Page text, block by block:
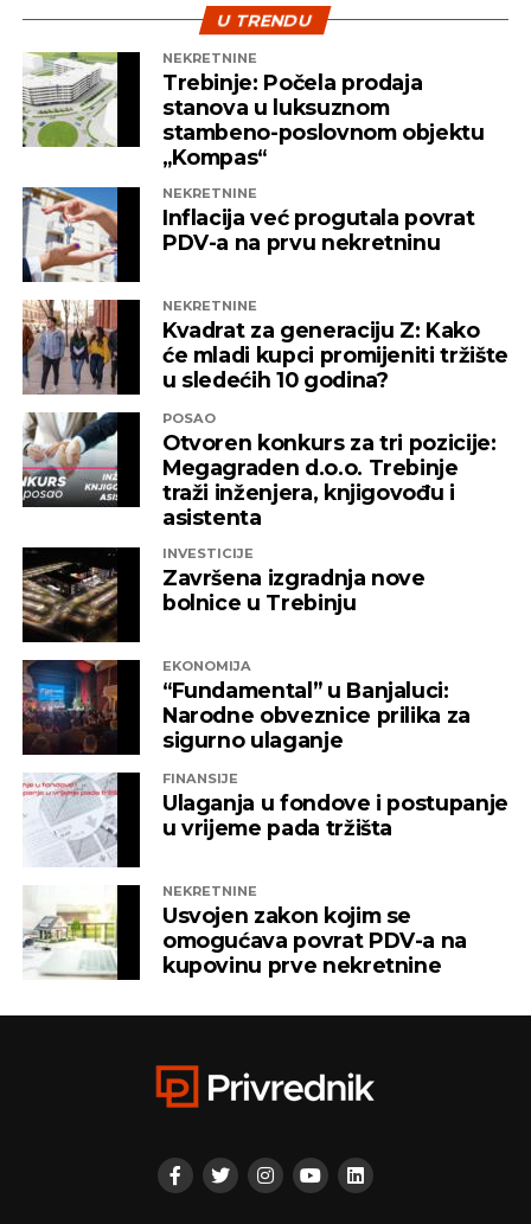
U TRENDU
NEKRETNINE
Trebinje: Počela prodaja
stanova u luksuznom
stambeno-poslovnom objektu
„Kompas“
NEKRETNINE
Inflacija već progutala povrat
PDV-a na prvu nekretninu
NEKRETNINE
Kvadrat za generaciju Z: Kako
će mladi kupci promijeniti tržište
u sledećih 10 godina?
POSAO
Otvoren konkurs za tri pozicije:
Megagraden d.o.o. Trebinje
traži inženjera, knjigovođu i
asistenta
INVESTICIJE
Završena izgradnja nove
bolnice u Trebinju
EKONOMIJA
“Fundamental” u Banjaluci:
Narodne obveznice prilika za
sigurno ulaganje
FINANSIJE
Ulaganja u fondove i postupanje
u vrijeme pada tržišta
NEKRETNINE
Usvojen zakon kojim se
omogućava povrat PDV-a na
kupovinu prve nekretnine